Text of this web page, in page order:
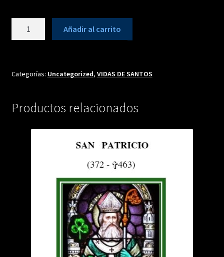
cantidad
Añadir al carrito
Categorías: Uncategorized, VIDAS DE SANTOS
Productos relacionados